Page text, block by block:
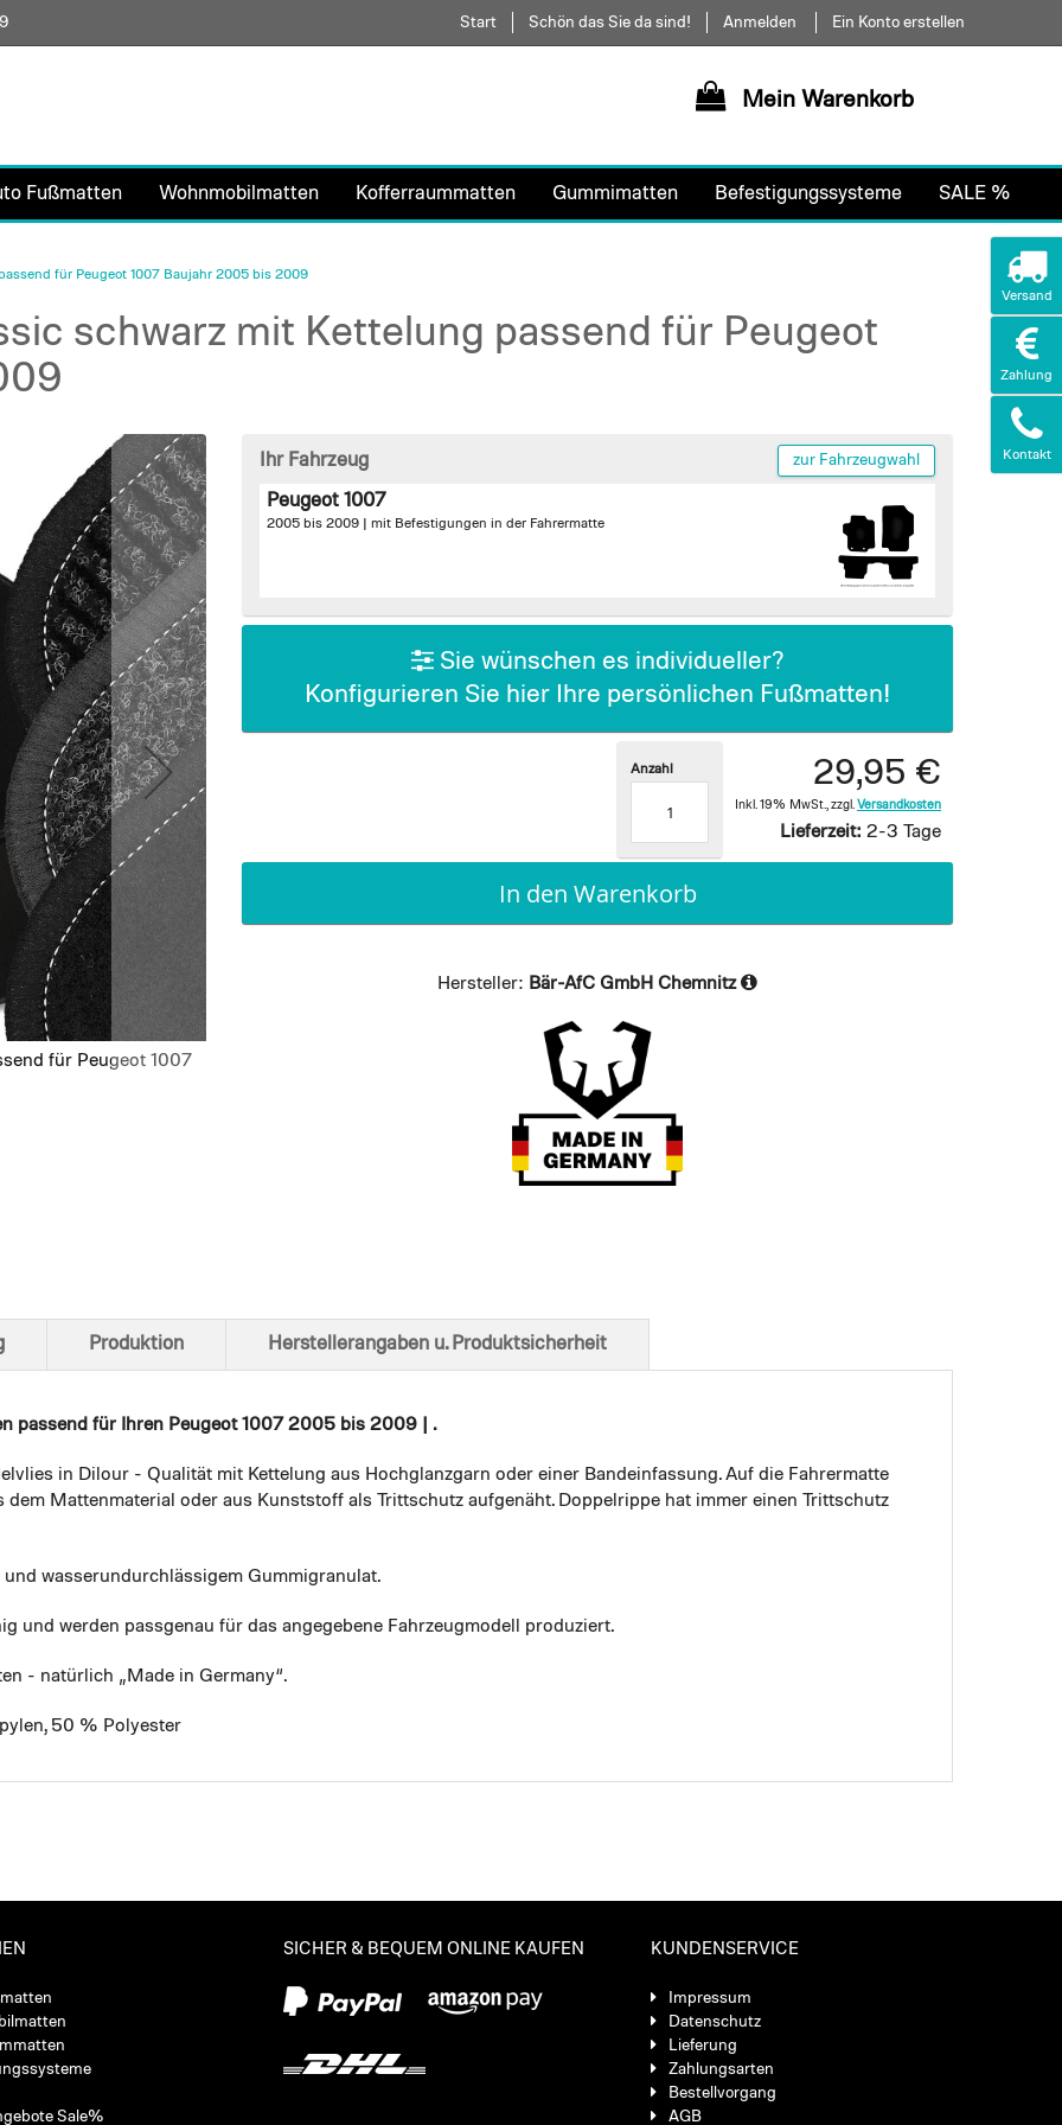
Direkt
zum
Start Schön das Sie da sind! Anmelden Ein Konto erstellen
Mein Warenkorb
Fußmatten Wohnmobilmatten Kofferraummatten Gummimatten Befestigungssysteme SALE %
für Peugeot 1007 Baujahr 2005 bis 2009
schwarz mit Kettelung passend für Peugeot
für Peugeot 1007
Ansicht von unten
Ihr Fahrzeug zur Fahrzeugwahl
Peugeot 1007
2005 bis 2009 | mit Befestigungen in der Fahrermatte
Sie wünschen es individueller?
Konfigurieren Sie hier Ihre persönlichen Fußmatten!
29,95 €
Inkl. 19% MwSt. zzgl. Versandkosten
Lieferzeit: 2-3 Tage
Anzahl
In den Warenkorb
Hersteller: Bär-AfC GmbH Chemnitz
passend für Ihren Peugeot 1007 2005 bis 2009 | .
in Dilour - Qualität mit Kettelung aus Hochglanzgarn oder einer Bandeinfassung. Auf die Fahrermatte
Mattenmaterial oder aus Kunststoff als Trittschutz aufgenäht. Doppelrippe hat immer einen Trittschutz
wasserundurchlässigem Gummigranulat.
und werden passgenau für das angegebene Fahrzeugmodell produziert.
- natürlich „Made in Germany“.
50 % Polyester
Produktion Herstellerangaben u. Produktsicherheit
Sale%
SICHER & BEQUEM ONLINE KAUFEN KUNDENSERVICE
Impressum
Datenschutz
Lieferung
Zahlungsarten
Bestellvorgang
AGB
Versand
Zahlung
Kontakt